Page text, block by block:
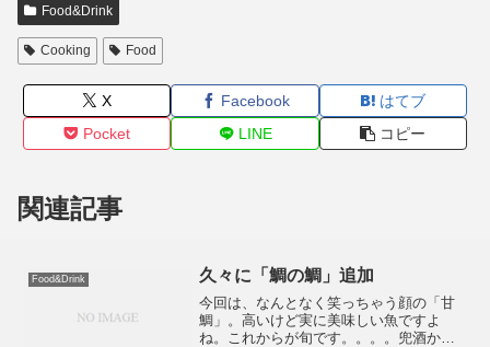
Food&Drink
Cooking Food
X Facebook
はてブ
Pocket
LINE コピー
関連記事
Food&Drink 久々に「鯛の鯛」追加
今回は、なんとなく笑っちゃう顔の「甘
鯛」。高いけど実に美味しい魚ですよ
ね。これからが旬です。。。。兜酒か